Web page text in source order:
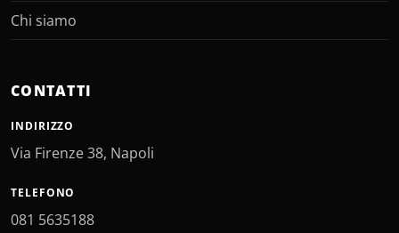
Chi siamo
CONTATTI
INDIRIZZO
Via Firenze 38, Napoli
TELEFONO
081 5635188